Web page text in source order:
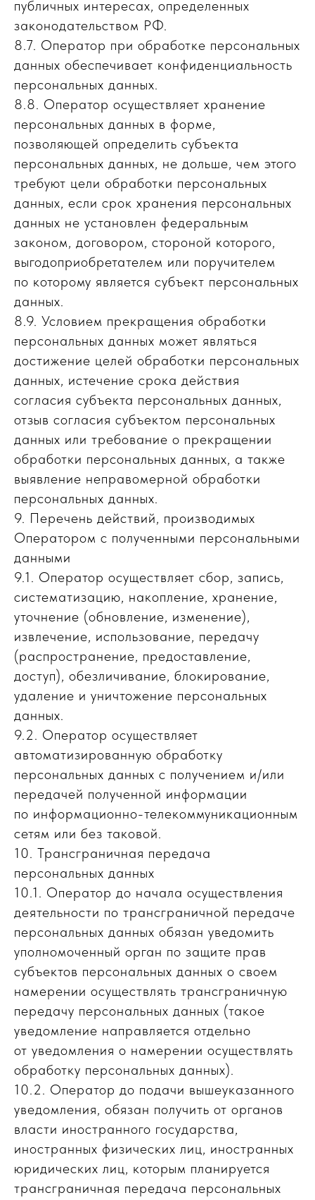
публичных интересах, определенных
законодательством РФ.
8.7. Оператор при обработке персональных
данных обеспечивает конфиденциальность
персональных данных.
8.8. Оператор осуществляет хранение
персональных данных в форме,
позволяющей определить субъекта
персональных данных, не дольше, чем этого
требуют цели обработки персональных
данных, если срок хранения персональных
данных не установлен федеральным
законом, договором, стороной которого,
выгодоприобретателем или поручителем
по которому является субъект персональных
данных.
8.9. Условием прекращения обработки
персональных данных может являться
достижение целей обработки персональных
данных, истечение срока действия
согласия субъекта персональных данных,
отзыв согласия субъектом персональных
данных или требование о прекращении
обработки персональных данных, а также
выявление неправомерной обработки
персональных данных.
9. Перечень действий, производимых
Оператором с полученными персональными
данными
9.1. Оператор осуществляет сбор, запись,
систематизацию, накопление, хранение,
уточнение (обновление, изменение),
извлечение, использование, передачу
(распространение, предоставление,
доступ), обезличивание, блокирование,
удаление и уничтожение персональных
данных.
9.2. Оператор осуществляет
автоматизированную обработку
персональных данных с получением и/или
передачей полученной информации
по информационно-телекоммуникационным
сетям или без таковой.
10. Трансграничная передача
персональных данных
10.1. Оператор до начала осуществления
деятельности по трансграничной передаче
персональных данных обязан уведомить
уполномоченный орган по защите прав
субъектов персональных данных о своем
намерении осуществлять трансграничную
передачу персональных данных (такое
уведомление направляется отдельно
от уведомления о намерении осуществлять
обработку персональных данных).
10.2. Оператор до подачи вышеуказанного
уведомления, обязан получить от органов
власти иностранного государства,
иностранных физических лиц, иностранных
юридических лиц, которым планируется
трансграничная передача персональных